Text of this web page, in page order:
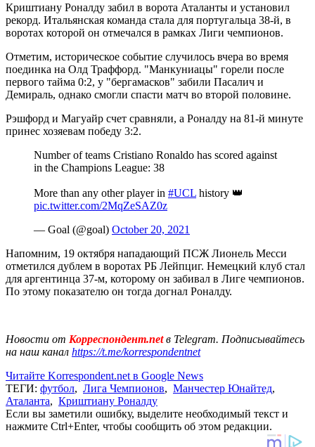
Криштиану Роналду забил в ворота Аталанты и установил
рекорд. Итальянская команда стала для португальца 38-й, в
воротах которой он отмечался в рамках Лиги чемпионов.
Отметим, историческое событие случилось вчера во время
поединка на Олд Траффорд. "Манкуниацы" горели после
первого тайма 0:2, у "бергамасков" забили Пасалич и
Демираль, однако смогли спасти матч во второй половине.
Рэшфорд и Магуайр счет сравняли, а Роналду на 81-й минуте
принес хозяевам победу 3:2.
Number of teams Cristiano Ronaldo has scored against
in the Champions League: 38
More than any other player in #UCL history 👑
pic.twitter.com/2MqZeSAZ0z
— Goal (@goal) October 20, 2021
Напомним, 19 октября нападающий ПСЖ Лионель Месси
отметился дублем в воротах РБ Лейпциг. Немецкий клуб стал
для аргентинца 37-м, которому он забивал в Лиге чемпионов.
По этому показателю он тогда догнал Роналду.
Новости от Корреспондент.netв Telegram. Подписывайтесь
на наш канал https://t.me/korrespondentnet
Читайте Korrespondent.net в Google News
ТЕГИ: футбол, Лига Чемпионов, Манчестер Юнайтед,
Аталанта, Криштиану Роналду
Если вы заметили ошибку, выделите необходимый текст и
нажмите Ctrl+Enter, чтобы сообщить об этом редакции.